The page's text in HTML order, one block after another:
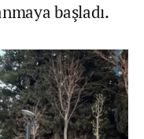
başladı.